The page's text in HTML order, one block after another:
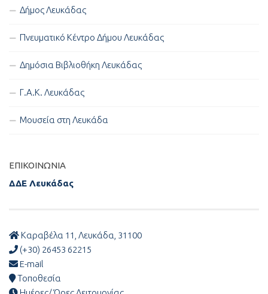
Δήμος Λευκάδας
Πνευματικό Κέντρο Δήμου Λευκάδας
Δημόσια Βιβλιοθήκη Λευκάδας
Γ.Α.Κ. Λευκάδας
Μουσεία στη Λευκάδα
ΕΠΙΚΟΙΝΩΝΊΑ
ΔΔΕ Λευκάδας
Καραβέλα 11, Λευκάδα, 31100
(+30) 26453 62215
E-mail
Τοποθεσία